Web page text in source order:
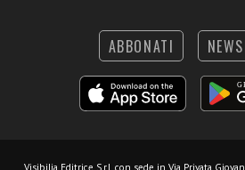
ABBONATI
Visibilia Editrice S.r.l. con sede in Via Privata